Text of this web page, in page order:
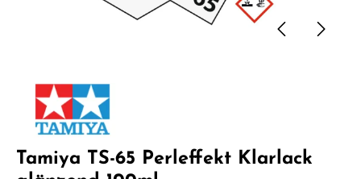
Tamiya TS-65 Perleffekt Klarlack